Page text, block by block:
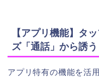
【アプリ機能】タ
ズ「通話」から誘う
アプリ特有の機能を活